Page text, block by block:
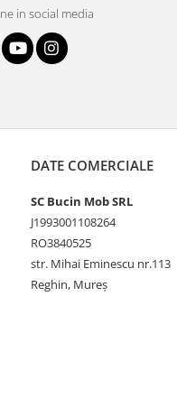
in social media
DATE COMERCIALE
SC Bucin Mob SRL
J1993001108264
RO3840525
str. Mihai Eminescu nr.113
Reghin, Mureș